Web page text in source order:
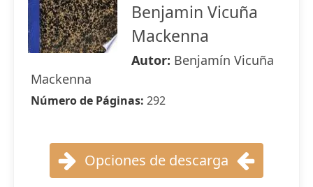
Benjamin Vicuña
Mackenna
Autor: Benjamín Vicuña
Mackenna
Número de Páginas: 292
Opciones de descarga